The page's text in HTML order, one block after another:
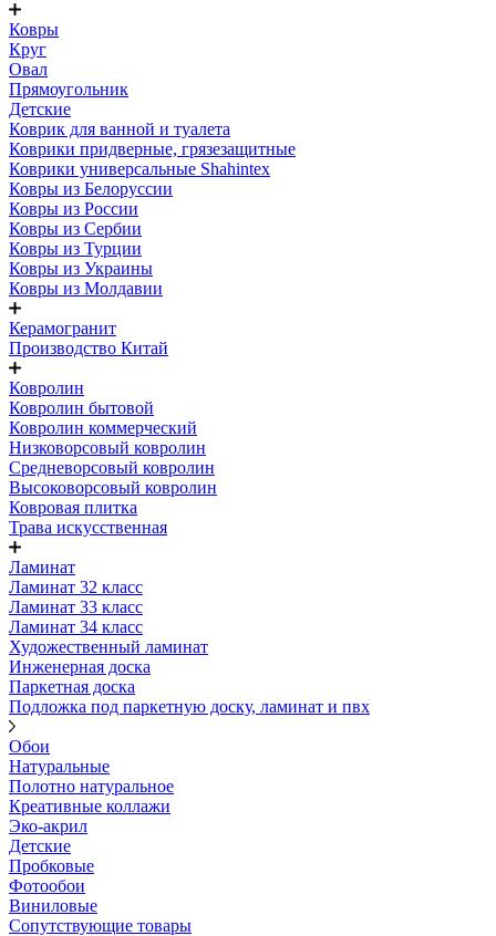
Ковры
Круг
Овал
Прямоугольник
Детские
Коврик для ванной и туалета
Коврики придверные, грязезащитные
Коврики универсальные Shahintex
Ковры из Белоруссии
Ковры из России
Ковры из Сербии
Ковры из Турции
Ковры из Украины
Ковры из Молдавии
Керамогранит
Производство Китай
Ковролин
Ковролин бытовой
Ковролин коммерческий
Низковорсовый ковролин
Средневорсовый ковролин
Высоковорсовый ковролин
Ковровая плитка
Трава искусственная
Ламинат
Ламинат 32 класс
Ламинат 33 класс
Ламинат 34 класс
Художественный ламинат
Инженерная доска
Паркетная доска
Подложка под паркетную доску, ламинат и пвх
Обои
Натуральные
Полотно натуральное
Креативные коллажи
Эко-акрил
Детские
Пробковые
Фотообои
Виниловые
Сопутствующие товары